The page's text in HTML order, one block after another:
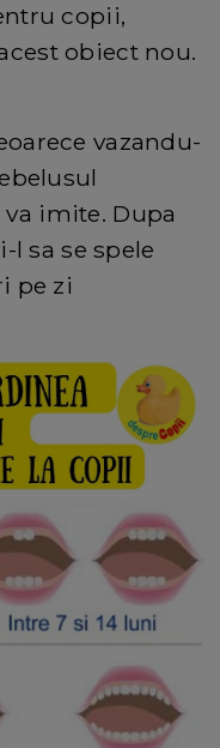
copii,
obiect nou.
vazandu-
imite. Dupa
sa se spele
pe zi